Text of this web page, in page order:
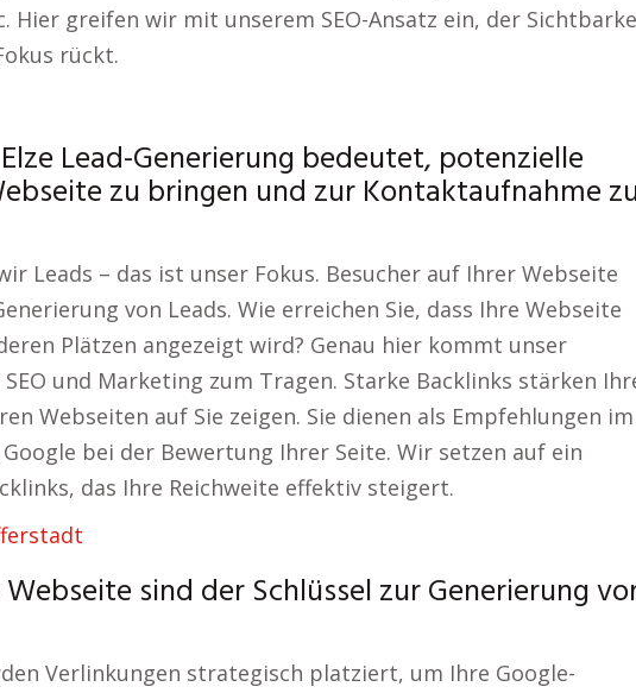
Hier greifen wir mit unserem SEO-Ansatz ein, der
rückt.
Lead-Generierung bedeutet, potenzielle
zu bringen und zur Kontaktaufnahme
Leads – das ist unser Fokus. Besucher auf Ihrer Webseite
von Leads. Wie erreichen Sie, dass Ihre Webseite
Plätzen angezeigt wird? Genau hier kommt unser
und Marketing zum Tragen. Starke Backlinks stärken
Webseiten auf Sie zeigen. Sie dienen als Empfehlungen im
bei der Bewertung Ihrer Seite. Wir setzen auf ein
das Ihre Reichweite effektiv steigert.
sind der Schlüssel zur Generierung
Verlinkungen strategisch platziert, um Ihre Google-